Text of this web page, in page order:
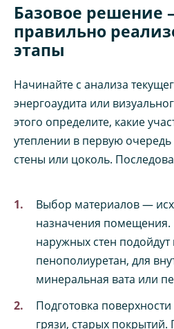
Базовое решение
правильно
этапы
Начинайте с анализа
энергоаудита или
этого определите, какие
утеплении в первую
стены или цоколь.
Выбор материалов —
назначения
наружных стен
пенополиуретан, для
минеральная вата или
Подготовка
грязи, старых